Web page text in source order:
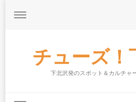
チューズ！
下北沢発のスポット＆カルチャ